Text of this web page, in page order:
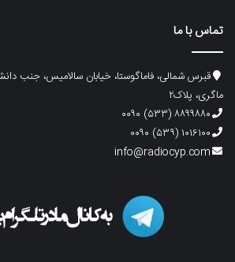
تماس با ما
ماگری، پلاک۲
۸۸۹۹۸۸۰ (۵۳۳) ۰۰۹۰
۱۰۱۶۱۰۰ (۵۳۹) ۰۰۹۰
info@radiocyp.com